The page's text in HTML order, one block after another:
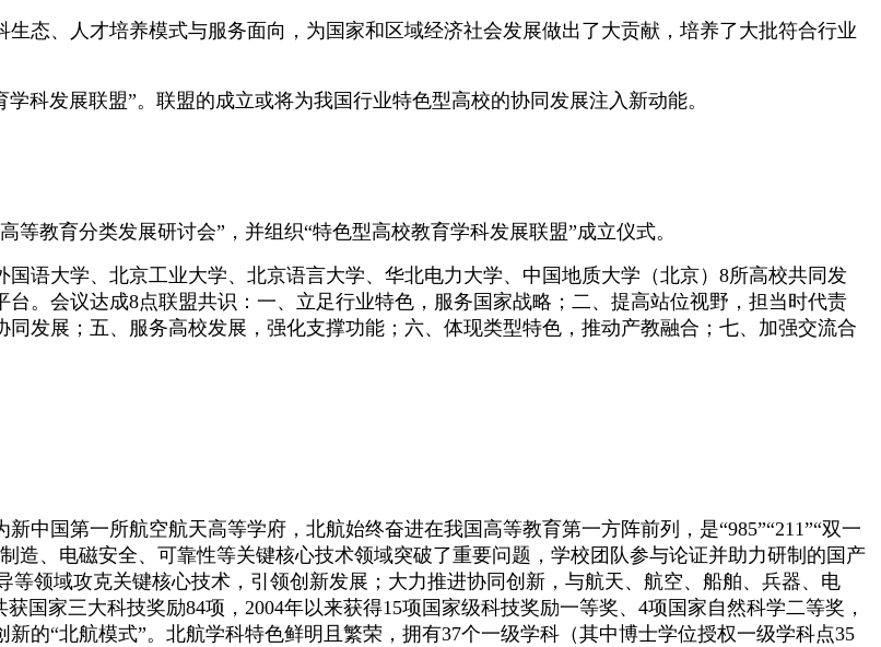
态、人才培养模式与服务面向，为国家和区域经济社会发展做出了大贡献，培养了大批符合行业
发展联盟”。联盟的成立或将为我国行业特色型高校的协同发展注入新动能。
教育分类发展研讨会”，并组织“特色型高校教育学科发展联盟”成立仪式。
语大学、北京工业大学、北京语言大学、华北电力大学、中国地质大学（北京）8所高校共同发
。会议达成8点联盟共识：一、立足行业特色，服务国家战略；二、提高站位视野，担当时代责
发展；五、服务高校发展，强化支撑功能；六、体现类型特色，推动产教融合；七、加强交流合
中国第一所航空航天高等学府，北航始终奋进在我国高等教育第一方阵前列，是“985”“211”“双一
造、电磁安全、可靠性等关键核心技术领域突破了重要问题，学校团队参与论证并助力研制的国产
领域攻克关键核心技术，引领创新发展；大力推进协同创新，与航天、航空、船舶、兵器、电
国家三大科技奖励84项，2004年以来获得15项国家级科技奖励一等奖、4项国家自然科学二等奖，
的“北航模式”。北航学科特色鲜明且繁荣，拥有37个一级学科（其中博士学位授权一级学科点35